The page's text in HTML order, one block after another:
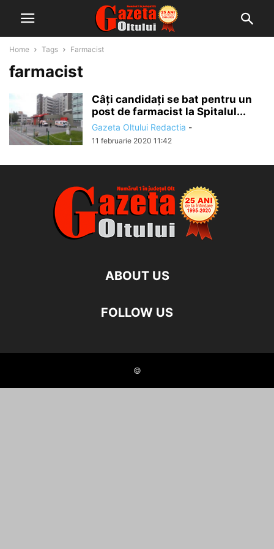
Home Tags Farmacist
farmacist
Câți candidați se bat pentru un
post de farmacist la Spitalul...
Gazeta Oltului Redactia -
11 februarie 2020 11:42
ABOUT US
FOLLOW US
©